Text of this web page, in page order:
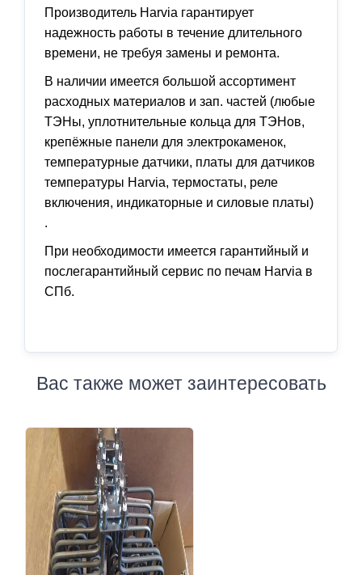
Производитель Наrviа гарантирует
надежность работы в течение длительного
времени, не требуя замены и ремонта.
В наличии имеется большой ассортимент
расходных материалов и зап. частей (любые
ТЭНы, уплотнительные кольца для ТЭНов,
крепёжные панели для электрокаменок,
температурные датчики, платы для датчиков
температуры Наrviа, термостаты, реле
включения, индикаторные и силовые платы)
.
При необходимости имеется гарантийный и
послегарантийный сервис по печам Наrviа в
СПб.
Вас также может заинтересовать